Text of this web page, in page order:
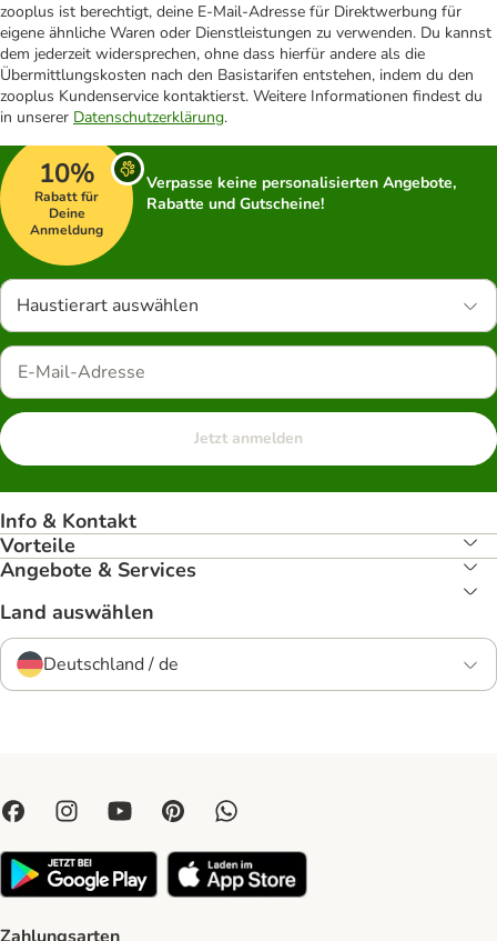
zooplus ist berechtigt, deine E-Mail-Adresse für Direktwerbung für
eigene ähnliche Waren oder Dienstleistungen zu verwenden. Du kannst
dem jederzeit widersprechen, ohne dass hierfür andere als die
Übermittlungskosten nach den Basistarifen entstehen, indem du den
zooplus Kundenservice kontaktierst. Weitere Informationen findest du
in unserer Datenschutzerklärung.
10%
Rabatt für
Deine
Anmeldung
Verpasse keine personalisierten Angebote,
Rabatte und Gutscheine!
Haustierart auswählen
Jetzt anmelden
Info & Kontakt
Vorteile
Angebote & Services
Land auswählen
Deutschland / de